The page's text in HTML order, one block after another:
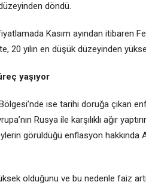
döndü.
Kasım ayından itibaren
20 yılın en düşük düzeyinden
yaşıyor
ise tarihi doruğa çıkan
Rusya ile karşılıklı ağır
görüldüğü enflasyon hakkında
olduğunu ve bu nedenle faiz